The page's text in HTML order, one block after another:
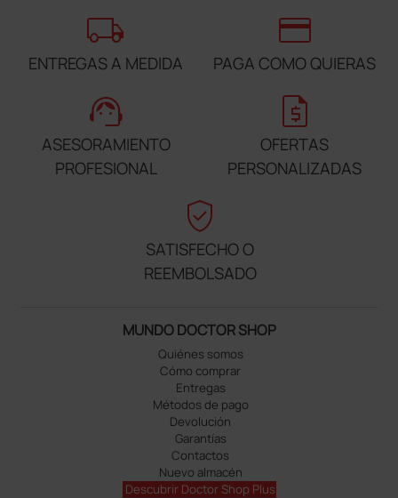
local_shipping
ENTREGAS A MEDIDA
credit_card
PAGA COMO QUIERAS
support_agent
ASESORAMIENTO
PROFESIONAL
request_quote
OFERTAS
PERSONALIZADAS
verified_user
SATISFECHO O
REEMBOLSADO
MUNDO DOCTOR SHOP
Quiénes somos
Cómo comprar
Entregas
Métodos de pago
Devolución
Garantías
Contactos
Nuevo almacén
Descubrir Doctor Shop Plus